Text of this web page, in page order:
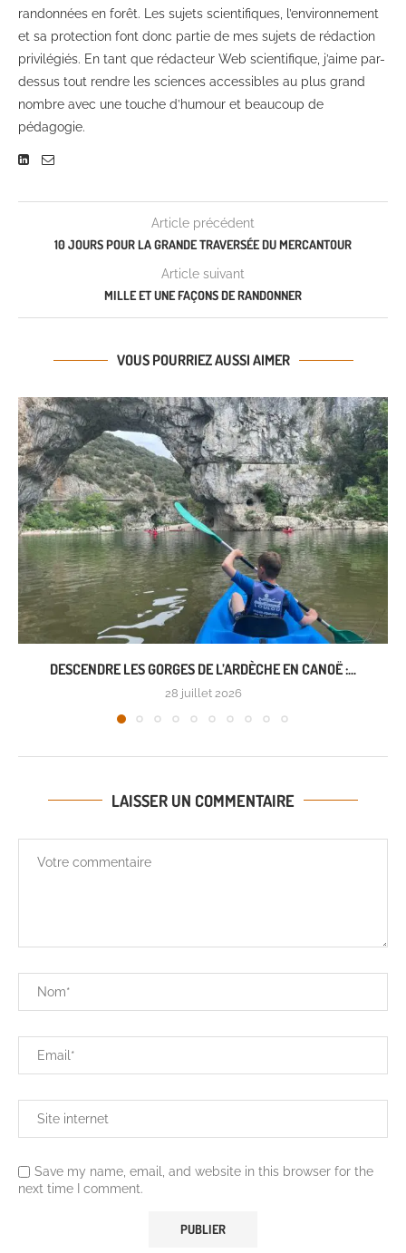
randonnées en forêt. Les sujets scientifiques, l’environnement
et sa protection font donc partie de mes sujets de rédaction
privilégiés. En tant que rédacteur Web scientifique, j’aime par-
dessus tout rendre les sciences accessibles au plus grand
nombre avec une touche d’humour et beaucoup de
pédagogie.
Article précédent
10 JOURS POUR LA GRANDE TRAVERSÉE DU MERCANTOUR
Article suivant
MILLE ET UNE FAÇONS DE RANDONNER
VOUS POURRIEZ AUSSI AIMER
DESCENDRE LES GORGES DE L’ARDÈCHE EN CANOË :...
28 juillet 2026
LAISSER UN COMMENTAIRE
Save my name, email, and website in this browser for the
next time I comment.